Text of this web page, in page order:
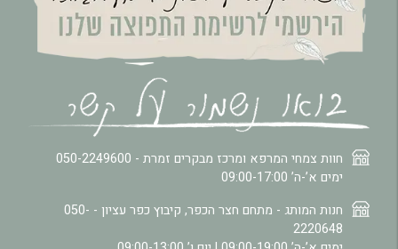
חוות צמחי המרפא ומרכז מבקרים זמרת - 050-2249600
ימים א’-ה’ 09:00-17:00
חנות המותג - מתחם חצר הכפר, קיבוץ כפר עציון - 050-
2220648